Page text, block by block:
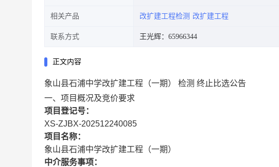
相关产品 改扩建工程检测 改扩建工程
联系方式 王光辉：65966344
正文内容
象山县石浦中学改扩建工程（一期） 检测 终止比选公告
一、项目概况及竞价要求
项目登记号：
XS-ZJBX-202512240085
项目名称：
象山县石浦中学改扩建工程（一期）
中介服务事项：